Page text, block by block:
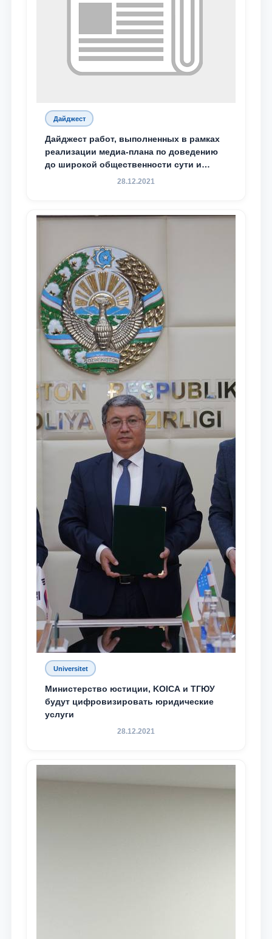
Дайджест
Дайджест работ, выполненных в рамках
реализации медиа-плана по доведению
до широкой общественности сути и
содержания задач, определённых в
Мажлису и народу Узбекистана
28.12.2021
Universitet
Министерство юстиции, KOICA и ТГЮУ
будут цифровизировать юридические
услуги
28.12.2021